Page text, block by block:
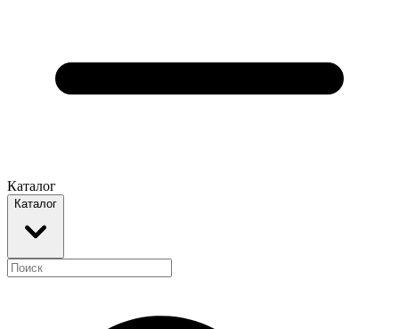
Каталог
Каталог